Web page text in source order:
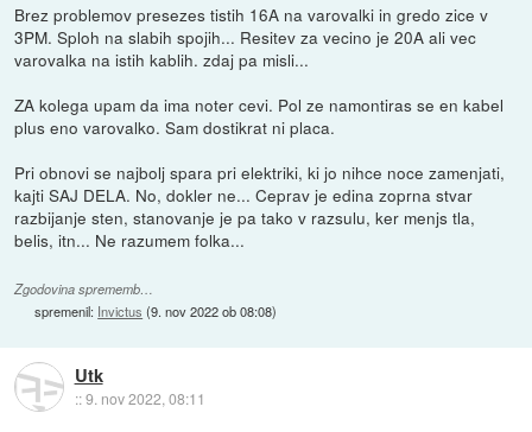
Brez problemov presezes tistih 16A na varovalki in gredo zice v
3PM. Sploh na slabih spojih... Resitev za vecino je 20A ali vec
varovalka na istih kablih. zdaj pa misli...
ZA kolega upam da ima noter cevi. Pol ze namontiras se en kabel
plus eno varovalko. Sam dostikrat ni placa.
Pri obnovi se najbolj spara pri elektriki, ki jo nihce noce zamenjati,
kajti SAJ DELA. No, dokler ne... Ceprav je edina zoprna stvar
razbijanje sten, stanovanje je pa tako v razsulu, ker menjs tla,
belis, itn... Ne razumem folka...
Zgodovina sprememb…
spremenil: Invictus (9. nov 2022 ob 08:08)
Utk
::9. nov 2022, 08:11